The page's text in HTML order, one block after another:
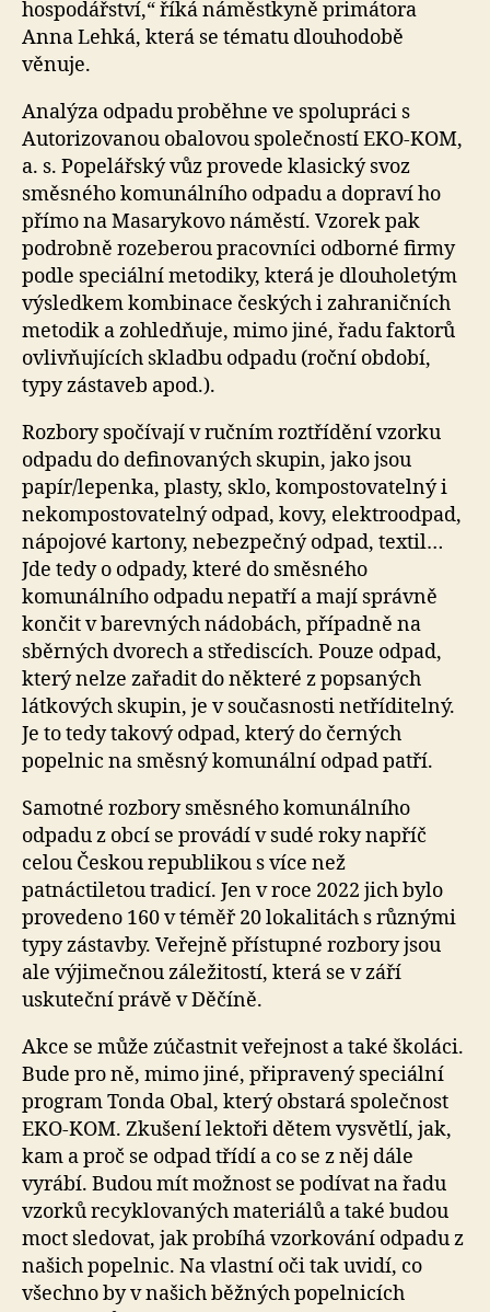
hospodářství,“ říká náměstkyně primátora
Anna Lehká, která se tématu dlouhodobě
věnuje.
Analýza odpadu proběhne ve spolupráci s
Autorizovanou obalovou společností EKO-KOM,
a. s. Popelářský vůz provede klasický svoz
směsného komunálního odpadu a dopraví ho
přímo na Masarykovo náměstí. Vzorek pak
podrobně rozeberou pracovníci odborné firmy
podle speciální metodiky, která je dlouholetým
výsledkem kombinace českých i zahraničních
metodik a zohledňuje, mimo jiné, řadu faktorů
ovlivňujících skladbu odpadu (roční období,
typy zástaveb apod.).
Rozbory spočívají v ručním roztřídění vzorku
odpadu do definovaných skupin, jako jsou
papír/lepenka, plasty, sklo, kompostovatelný i
nekompostovatelný odpad, kovy, elektroodpad,
nápojové kartony, nebezpečný odpad, textil…
Jde tedy o odpady, které do směsného
komunálního odpadu nepatří a mají správně
končit v barevných nádobách, případně na
sběrných dvorech a střediscích. Pouze odpad,
který nelze zařadit do některé z popsaných
látkových skupin, je v současnosti netříditelný.
Je to tedy takový odpad, který do černých
popelnic na směsný komunální odpad patří.
Samotné rozbory směsného komunálního
odpadu z obcí se provádí v sudé roky napříč
celou Českou republikou s více než
patnáctiletou tradicí. Jen v roce 2022 jich bylo
provedeno 160 v téměř 20 lokalitách s různými
typy zástavby. Veřejně přístupné rozbory jsou
ale výjimečnou záležitostí, která se v září
uskuteční právě v Děčíně.
Akce se může zúčastnit veřejnost a také školáci.
Bude pro ně, mimo jiné, připravený speciální
program Tonda Obal, který obstará společnost
EKO-KOM. Zkušení lektoři dětem vysvětlí, jak,
kam a proč se odpad třídí a co se z něj dále
vyrábí. Budou mít možnost se podívat na řadu
vzorků recyklovaných materiálů a také budou
moct sledovat, jak probíhá vzorkování odpadu z
našich popelnic. Na vlastní oči tak uvidí, co
všechno by v našich běžných popelnicích